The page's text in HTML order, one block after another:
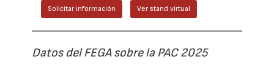
Solicitar información Ver stand virtual
Datos del FEGA sobre la PAC 2025